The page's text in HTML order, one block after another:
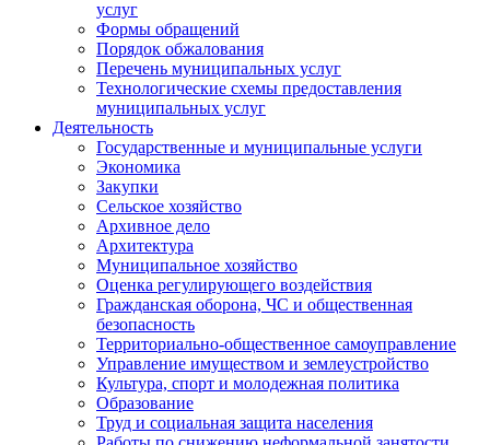
услуг
Формы обращений
Порядок обжалования
Перечень муниципальных услуг
Технологические схемы предоставления
муниципальных услуг
Деятельность
Государственные и муниципальные услуги
Экономика
Закупки
Сельское хозяйство
Архивное дело
Архитектура
Муниципальное хозяйство
Оценка регулирующего воздействия
Гражданская оборона, ЧС и общественная
безопасность
Территориально-общественное самоуправление
Управление имуществом и землеустройство
Культура, спорт и молодежная политика
Образование
Труд и социальная защита населения